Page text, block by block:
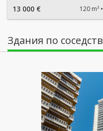
13 000 € 120 m²
Здания по